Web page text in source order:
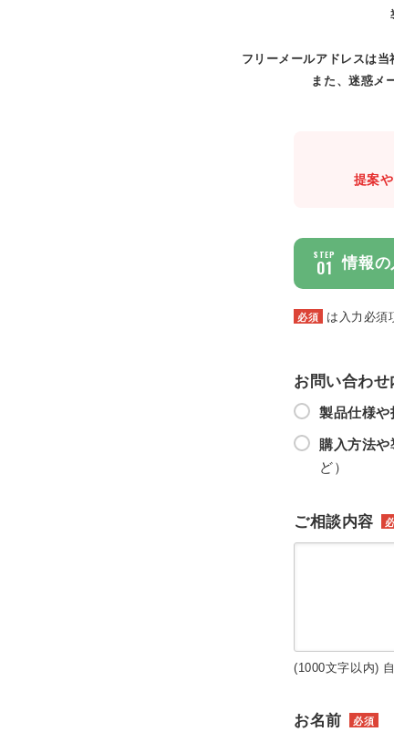
フリーメールアドレスは
また、迷惑メ
提案
STEP
01 情報の
必須 は入力必須
お問い合わせ
製品仕様や
購入方法
ど）
ご相談内容
(1000文字以内)
お名前 必須